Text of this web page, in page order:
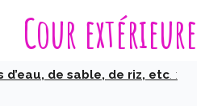
Cour extérieure
d’eau, de sable, de riz, etc . :